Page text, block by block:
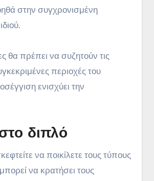
στην συγχρονισμένη
θα πρέπει να συζητούν τις
περιοχές του
ενισχύει την
διπλό
να ποικίλετε τους τύπους
να κρατήσει τους